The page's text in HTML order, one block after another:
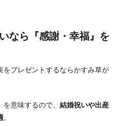
なら『感謝・幸福』を
をプレゼントするならかすみ草が
意味するので、 結婚祝いや出産
。